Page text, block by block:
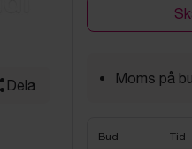
Dela Moms på
Bud Tid